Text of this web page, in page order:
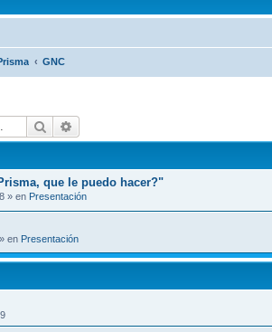
GNC
Buscar
que le puedo hacer?"
» en Presentación
» en Presentación